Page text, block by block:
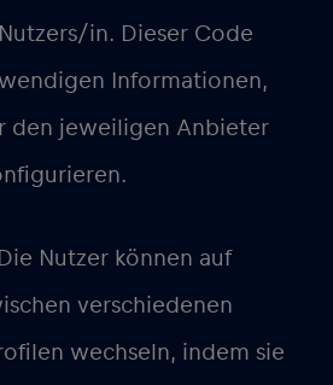
in. Dieser Code
Informationen,
den jeweiligen Anbieter
Nutzer können auf
verschiedenen
wechseln, indem sie